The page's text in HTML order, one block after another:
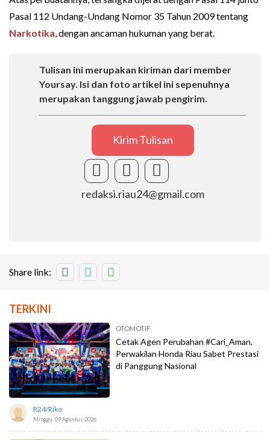
Pasal 112 Undang-Undang Nomor 35 Tahun 2009 tentang
Narkotika, dengan ancaman hukuman yang berat.
Tulisan ini merupakan kiriman dari member
Yoursay. Isi dan foto artikel ini sepenuhnya
merupakan tanggung jawab pengirim.
Kirim Tulisan
redaksi.riau24@gmail.com
Share link:
TERKINI
OTOMOTIF
Cetak Agen Perubahan #Cari_Aman,
Perwakilan Honda Riau Sabet Prestasi
di Panggung Nasional
R24/riko
Minggu, 09 Agustus 2026